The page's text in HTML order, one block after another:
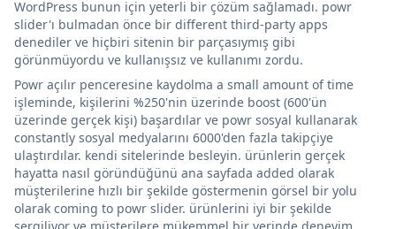
WordPress bunun için yeterli bir çözüm sağlamadı. powr
slider'ı bulmadan önce bir different third-party apps
denediler ve hiçbiri sitenin bir parçasıymış gibi
görünmüyordu ve kullanışsız ve kullanımı zordu.
Powr açılır penceresine kaydolma a small amount of time
işleminde, kişilerini %250'nin üzerinde boost (600'ün
üzerinde gerçek kişi) başardılar ve powr sosyal kullanarak
constantly sosyal medyalarını 6000'den fazla takipçiye
ulaştırdılar. kendi sitelerinde besleyin. ürünlerin gerçek
hayatta nasıl göründüğünü ana sayfada added olarak
müşterilerine hızlı bir şekilde göstermenin görsel bir yolu
olarak coming to powr slider. ürünlerini iyi bir şekilde